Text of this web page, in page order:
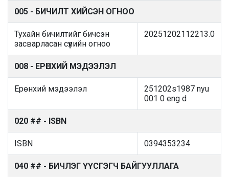
005 - БИЧИЛТ ХИЙСЭН ОГНОО
Тухайн бичилтийг бичсэн
засварласан сүүлийн огноо
20251202112213.0
008 - ЕРӨНХИЙ МЭДЭЭЛЭЛ
Ерөнхий мэдээлэл
251202s1987 nyu
001 0 eng d
020 ## - ISBN
ISBN 0394353234
040 ## - БИЧЛЭГ ҮҮСГЭГЧ БАЙГУУЛЛАГА